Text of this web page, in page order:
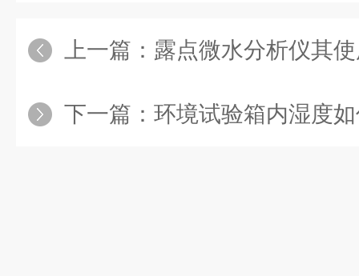
上一篇： 露点微水分析仪其
下一篇： 环境试验箱内湿度